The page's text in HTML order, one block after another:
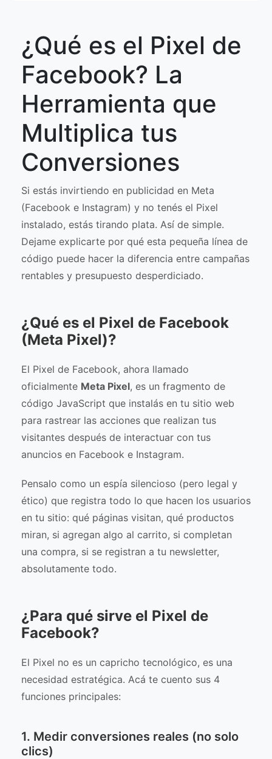
¿Qué es el Pixel de
Facebook? La
Herramienta que
Multiplica tus
Conversiones
Si estás invirtiendo en publicidad en Meta
(Facebook e Instagram) y no tenés el Pixel
instalado, estás tirando plata. Así de simple.
Dejame explicarte por qué esta pequeña línea de
código puede hacer la diferencia entre campañas
rentables y presupuesto desperdiciado.
¿Qué es el Pixel de Facebook
(Meta Pixel)?
El Pixel de Facebook, ahora llamado
oficialmente Meta Pixel, es un fragmento de
código JavaScript que instalás en tu sitio web
para rastrear las acciones que realizan tus
visitantes después de interactuar con tus
anuncios en Facebook e Instagram.
Pensalo como un espía silencioso (pero legal y
ético) que registra todo lo que hacen los usuarios
en tu sitio: qué páginas visitan, qué productos
miran, si agregan algo al carrito, si completan
una compra, si se registran a tu newsletter,
absolutamente todo.
¿Para qué sirve el Pixel de
Facebook?
El Pixel no es un capricho tecnológico, es una
necesidad estratégica. Acá te cuento sus 4
funciones principales:
1. Medir conversiones reales (no solo
clics)